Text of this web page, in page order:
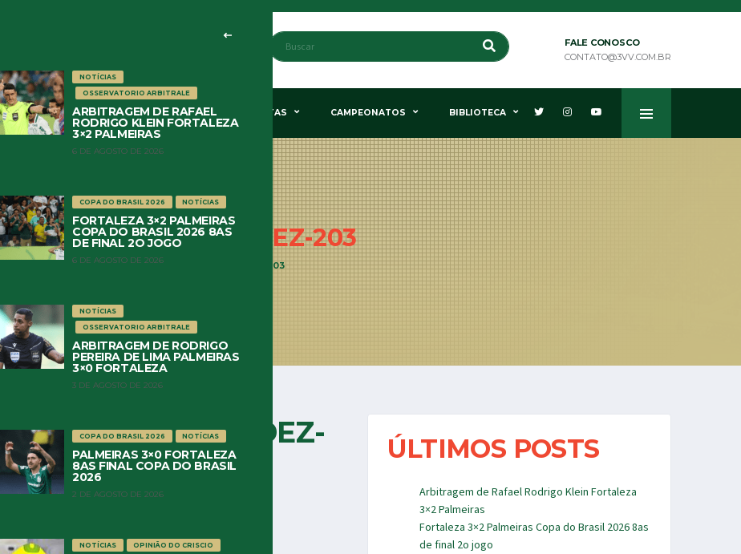
FALE CONOSCO
CONTATO@3VV.COM.BR
GESTÃO & POLÍTICA HISTÓRIA COLUNISTAS CAMPEONATOS BIBLIOTECA
NOTÍCIAS
OSSERVATORIO ARBITRALE
ARBITRAGEM DE RAFAEL
RODRIGO KLEIN FORTALEZA
3×2 PALMEIRAS
6 DE AGOSTO DE 2026
COPA DO BRASIL 2026 NOTÍCIAS
FORTALEZA 3×2 PALMEIRAS
COPA DO BRASIL 2026 8AS
DE FINAL 2O JOGO
6 DE AGOSTO DE 2026
NOTÍCIAS
OSSERVATORIO ARBITRALE
ARBITRAGEM DE RODRIGO
PEREIRA DE LIMA PALMEIRAS
3×0 FORTALEZA
3 DE AGOSTO DE 2026
COPA DO BRASIL 2026 NOTÍCIAS
PALMEIRAS 3×0 FORTALEZA
8AS FINAL COPA DO BRASIL
2026
2 DE AGOSTO DE 2026
NOTÍCIAS OPINIÃO DO CRISCIO
BALANCETE SEP DEZ-203
HOME BALANCETE SEP DEZ-203
BALANCETE SEP DEZ-
203
ÚLTIMOS POSTS
Arbitragem de Rafael Rodrigo Klein Fortaleza
3×2 Palmeiras
Fortaleza 3×2 Palmeiras Copa do Brasil 2026 8as
de final 2o jogo